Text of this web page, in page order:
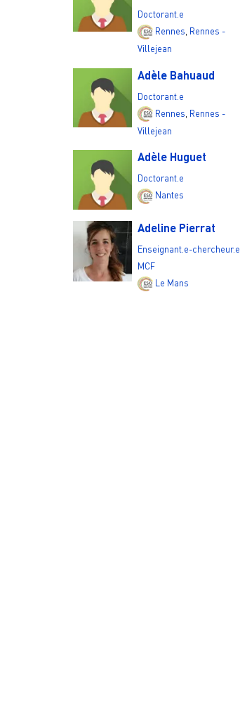
Doctorant.e
Rennes Rennes -
Villejean
Adèle Bahuaud
Doctorant.e
Rennes Rennes -
Villejean
Adèle Huguet
Doctorant.e
Nantes
Adeline Pierrat
Enseignant.e-chercheur.e
MCF
Le Mans